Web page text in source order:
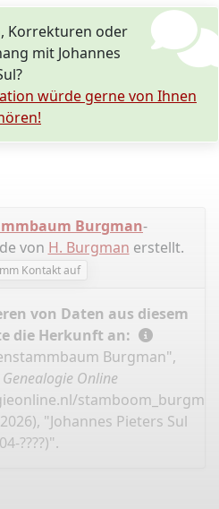
Korrekturen oder
mit Johannes
würde gerne von Ihnen
Burgman-
von H. Burgman erstellt.
Kontakt auf
von Daten aus diesem
die Herkunft an:
Burgman",
Genealogie Online
"Johannes Pieters Sul
????)".